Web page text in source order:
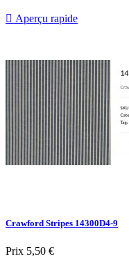
 Aperçu rapide
Crawford Stripes 14300D4-9
Prix 5,50 €